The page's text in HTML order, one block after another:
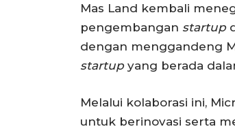
Mas Land kembali
pengembangan startup
dengan menggandeng
startupyang berada
Melalui kolaborasi ini,
untuk berinovasi serta